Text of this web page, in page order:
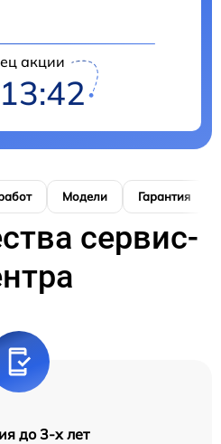
акции
Модели Гарантия
сервис-
до 3-х лет